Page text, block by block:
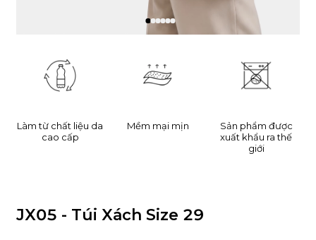
JX05 - Túi Xách Size 29
Sản phẩm được
xuất khẩu ra thế
giới
Mềm mại mịn
Làm từ chất liệu da
cao cấp